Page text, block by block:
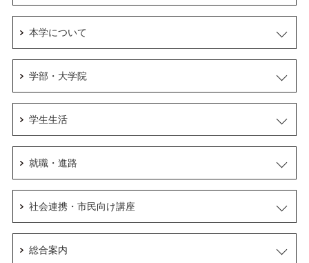
本学について
学部・大学院
学生生活
就職・進路
社会連携・市民向け講座
総合案内